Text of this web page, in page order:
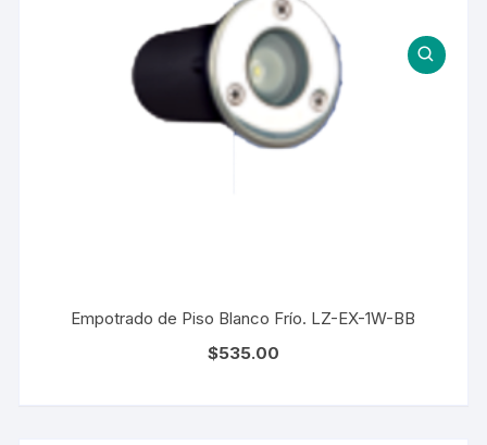
Empotrado de Piso Blanco Frío. LZ-EX-1W-BB
$535.00